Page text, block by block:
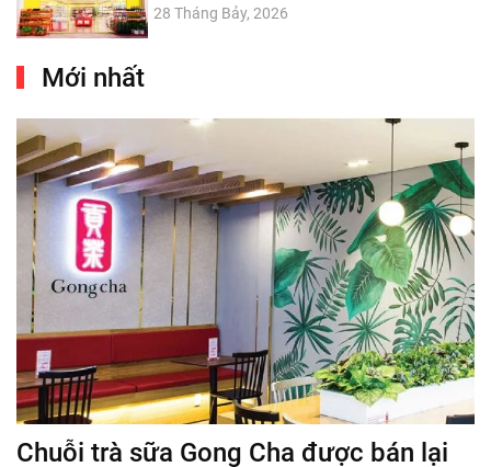
28 Tháng Bảy, 2026
Mới nhất
Chuỗi trà sữa Gong Cha được bán lại